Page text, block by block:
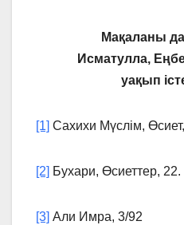
Мақаланы
Исматулла,
уақып
[1] Сахихи Мүслім,
[2] Бухари, Өсиеттер, 22.
[3] Али Имра, 3/92